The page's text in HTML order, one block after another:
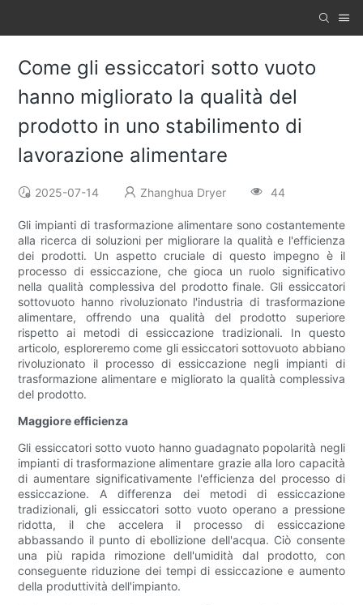
Come gli essiccatori sotto vuoto
hanno migliorato la qualità del
prodotto in uno stabilimento di
lavorazione alimentare
2025-07-14 Zhanghua Dryer 44
Gli impianti di trasformazione alimentare sono costantemente
alla ricerca di soluzioni per migliorare la qualità e l'efficienza
dei prodotti. Un aspetto cruciale di questo impegno è il
processo di essiccazione, che gioca un ruolo significativo
nella qualità complessiva del prodotto finale. Gli essiccatori
sottovuoto hanno rivoluzionato l'industria di trasformazione
alimentare, offrendo una qualità del prodotto superiore
rispetto ai metodi di essiccazione tradizionali. In questo
articolo, esploreremo come gli essiccatori sottovuoto abbiano
rivoluzionato il processo di essiccazione negli impianti di
trasformazione alimentare e migliorato la qualità complessiva
del prodotto.
Maggiore efficienza
Gli essiccatori sotto vuoto hanno guadagnato popolarità negli
impianti di trasformazione alimentare grazie alla loro capacità
di aumentare significativamente l'efficienza del processo di
essiccazione. A differenza dei metodi di essiccazione
tradizionali, gli essiccatori sotto vuoto operano a pressione
ridotta, il che accelera il processo di essiccazione
abbassando il punto di ebollizione dell'acqua. Ciò consente
una più rapida rimozione dell'umidità dal prodotto, con
conseguente riduzione dei tempi di essiccazione e aumento
della produttività dell'impianto.